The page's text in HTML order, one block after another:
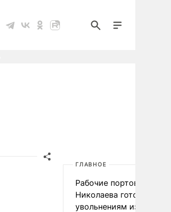
ГЛАВНОЕ
Рабочие портов
Николаева готовятся к
увольнениям из-за